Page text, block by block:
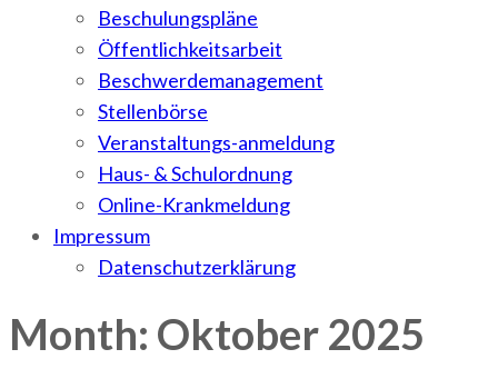
Beschulungspläne
Öffentlichkeitsarbeit
Beschwerdemanagement
Stellenbörse
Veranstaltungs-anmeldung
Haus- & Schulordnung
Online-Krankmeldung
Impressum
Datenschutzerklärung
Month: Oktober 2025